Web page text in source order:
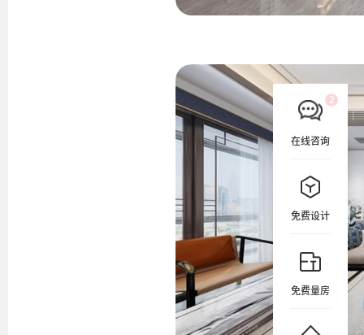
在线咨询
免费设计
免费量房